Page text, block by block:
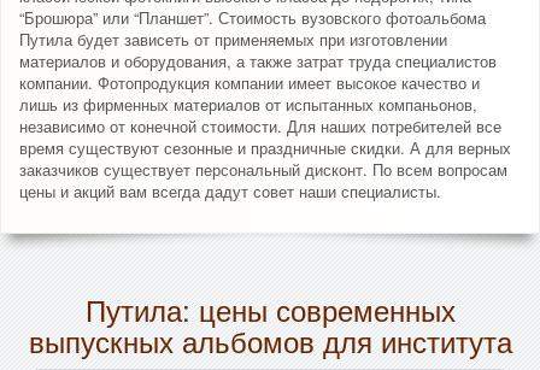
“Брошюра” или “Планшет”. Стоимость вузовского фотоальбома
Путила будет зависеть от применяемых при изготовлении
материалов и оборудования, а также затрат труда специалистов
компании. Фотопродукция компании имеет высокое качество и
лишь из фирменных материалов от испытанных компаньонов,
независимо от конечной стоимости. Для наших потребителей все
время существуют сезонные и праздничные скидки. А для верных
заказчиков существует персональный дисконт. По всем вопросам
цены и акций вам всегда дадут совет наши специалисты.
Путила: цены современных
выпускных альбомов для института